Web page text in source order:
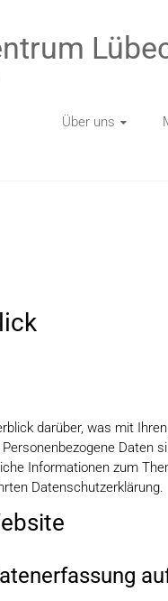
Über uns
darüber, was mit
Daten
Informationen zum
Datenschutzerklärung.